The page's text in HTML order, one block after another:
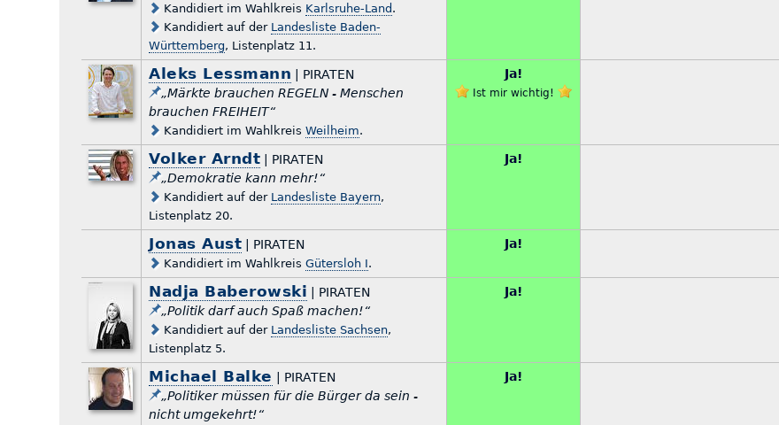
Kandidiert im Wahlkreis Karlsruhe-Land .
Kandidiert auf der Landesliste Baden-
Württemberg, Listenplatz 11.
Aleks Lessmann | PIRATEN
„Märkte brauchen REGELN - Menschen
brauchen FREIHEIT“
Kandidiert im WahlkreisWeilheim.
Ja!
Ist mir wichtig!
Volker Arndt | PIRATEN
„Demokratie kann mehr!“
Kandidiert auf der Landesliste Bayern,
Listenplatz 20.
Ja!
Jonas Aust | PIRATEN
Kandidiert im WahlkreisGütersloh I.
Ja!
Nadja Baberowski | PIRATEN
„Politik darf auch Spaß machen!“
Kandidiert auf der Landesliste Sachsen,
Listenplatz 5.
Ja!
Michael Balke
| PIRATEN
„Politiker müssen für die Bürger da sein -
nicht umgekehrt!“
Ja!